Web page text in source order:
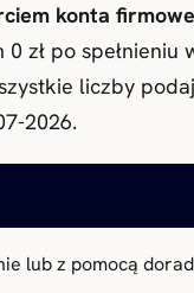
konta
zł po spełnieniu
liczby
2026.
lub z pomocą